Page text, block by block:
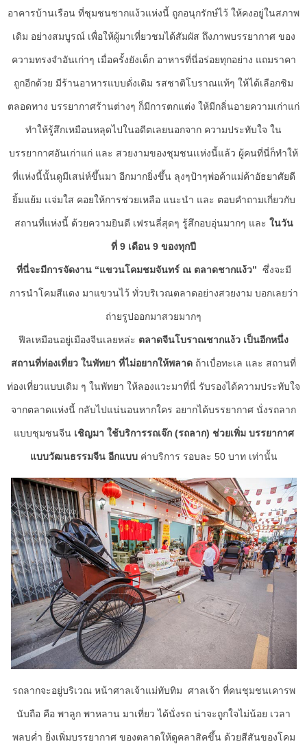
อาคารบ้านเรือน ที่ชุมชนชากแง้วแห่งนี้ ถูกอนุกรักษ์ไว้ ให้คงอยู่ในสภาพ
เดิม อย่างสมบูรณ์ เพื่อให้ผู้มาเที่ยวชมได้สัมผัส ถึงภาพบรรยากาศ ของ
ความทรงจำอันเก่าๆ เมื่อครั้งยังเด็ก อาหารที่นี่อร่อยทุกอย่าง แถมราคา
ถูกอีกด้วย มีร้านอาหารแบบดั่งเดิม รสชาติโบราณแท้ๆ ให้ได้เลือกชิม
ตลอดทาง บรรยากาศร้านต่างๆ ก็มีการตกแต่ง ให้มีกลิ่นอายความเก่าแก่
ทำให้รู้สึกเหมือนหลุดไปในอดีตเลยนอกจาก ความประทับใจ ใน
บรรยากาศอันเก่าแก่ และ สวยงามของชุมชนเเห่งนี้แล้ว ผู้คนที่นี่ก็ทำให้
ที่แห่งนี้นั้นดูมีเสน่ห์ขึ้นมา อีกมากยิ่งขึ้น ลุงๆป้าๆพ่อค้าแม่ค้าอัธยาศัยดี
ยิ้มแย้ม เเจ่มใส คอยให้การช่วยเหลือ แนะนำ และ ตอบคำถามเกี่ยวกับ
สถานที่แห่งนี้ ด้วยความยินดี เฟรนลี่สุดๆ รู้สึกอบอุ่นมากๆ และ ในวัน
ที่ 9 เดือน 9 ของทุกปี
ที่นี่จะมีการจัดงาน “แขวนโคมชมจันทร์ ณ ตลาดชากแง้ว” ซึ่งจะมี
การนำโคมสีแดง มาแขวนไว้ ทั่วบริเวณตลาดอย่างสวยงาม บอกเลยว่า
ถ่ายรูปออกมาสวยมากๆ
ฟีลเหมือนอยู่เมืองจีนเลยหล่ะ ตลาดจีนโบราณชากแง้ว เป็นอีกหนึ่ง
สถานที่ท่องเที่ยว ในพัทยา ที่ไม่อยากให้พลาด ถ้าเบื่อทะเล และ สถานที่
ท่องเที่ยวแบบเดิม ๆ ในพัทยา ให้ลองแวะมาที่นี่ รับรองได้ความประทับใจ
จากตลาดแห่งนี้ กลับไปแน่นอนหากใคร อยากได้บรรยากาศ นั่งรถลาก
แบบชุมชนจีน เชิญมา ใช้บริการรถเจ๊ก (รถลาก) ช่วยเพิ่ม บรรยากาศ
แบบวัฒนธรรมจีน อีกแบบ ค่าบริการ รอบละ 50 บาท เท่านั้น
รถลากจะอยู่บริเวณ หน้าศาลเจ้าแม่ทับทิม ศาลเจ้า ที่คนชุมชนเคารพ
นับถือ คือ พาลูก พาหลาน มาเที่ยว ได้นั่งรถ น่าจะถูกใจไม่น้อย เวลา
พลบค่ำ ยิ่งเพิ่มบรรยากาศ ของตลาดให้ดูคลาสิคขึ้น ด้วยสีสันของโคม